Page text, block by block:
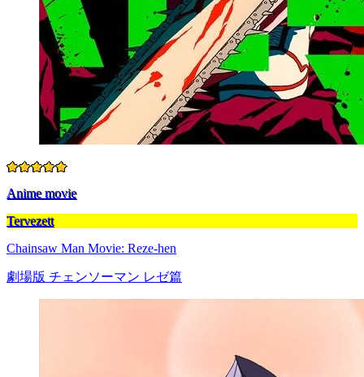
Anime movie
Tervezett
Chainsaw Man Movie: Reze-hen
劇場版 チェンソーマン レゼ篇